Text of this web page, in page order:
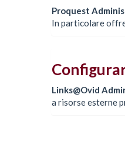
Proquest
In particolare
Links@Ovid
a risorse esterne